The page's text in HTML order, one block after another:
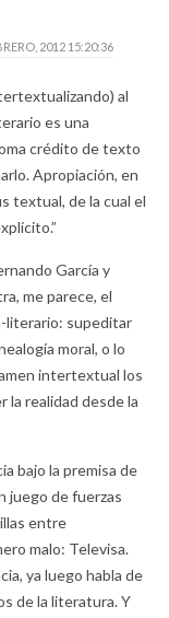
2012 15:20:36
al
es una
crédito de texto
Apropiación, en
textual, de la cual el
García y
me parece, el
literario: supeditar
moral, o lo
intertextual los
la realidad desde la
bajo la premisa de
juego de fuerzas
entre
malo: Televisa.
ya luego habla de
de la literatura. Y